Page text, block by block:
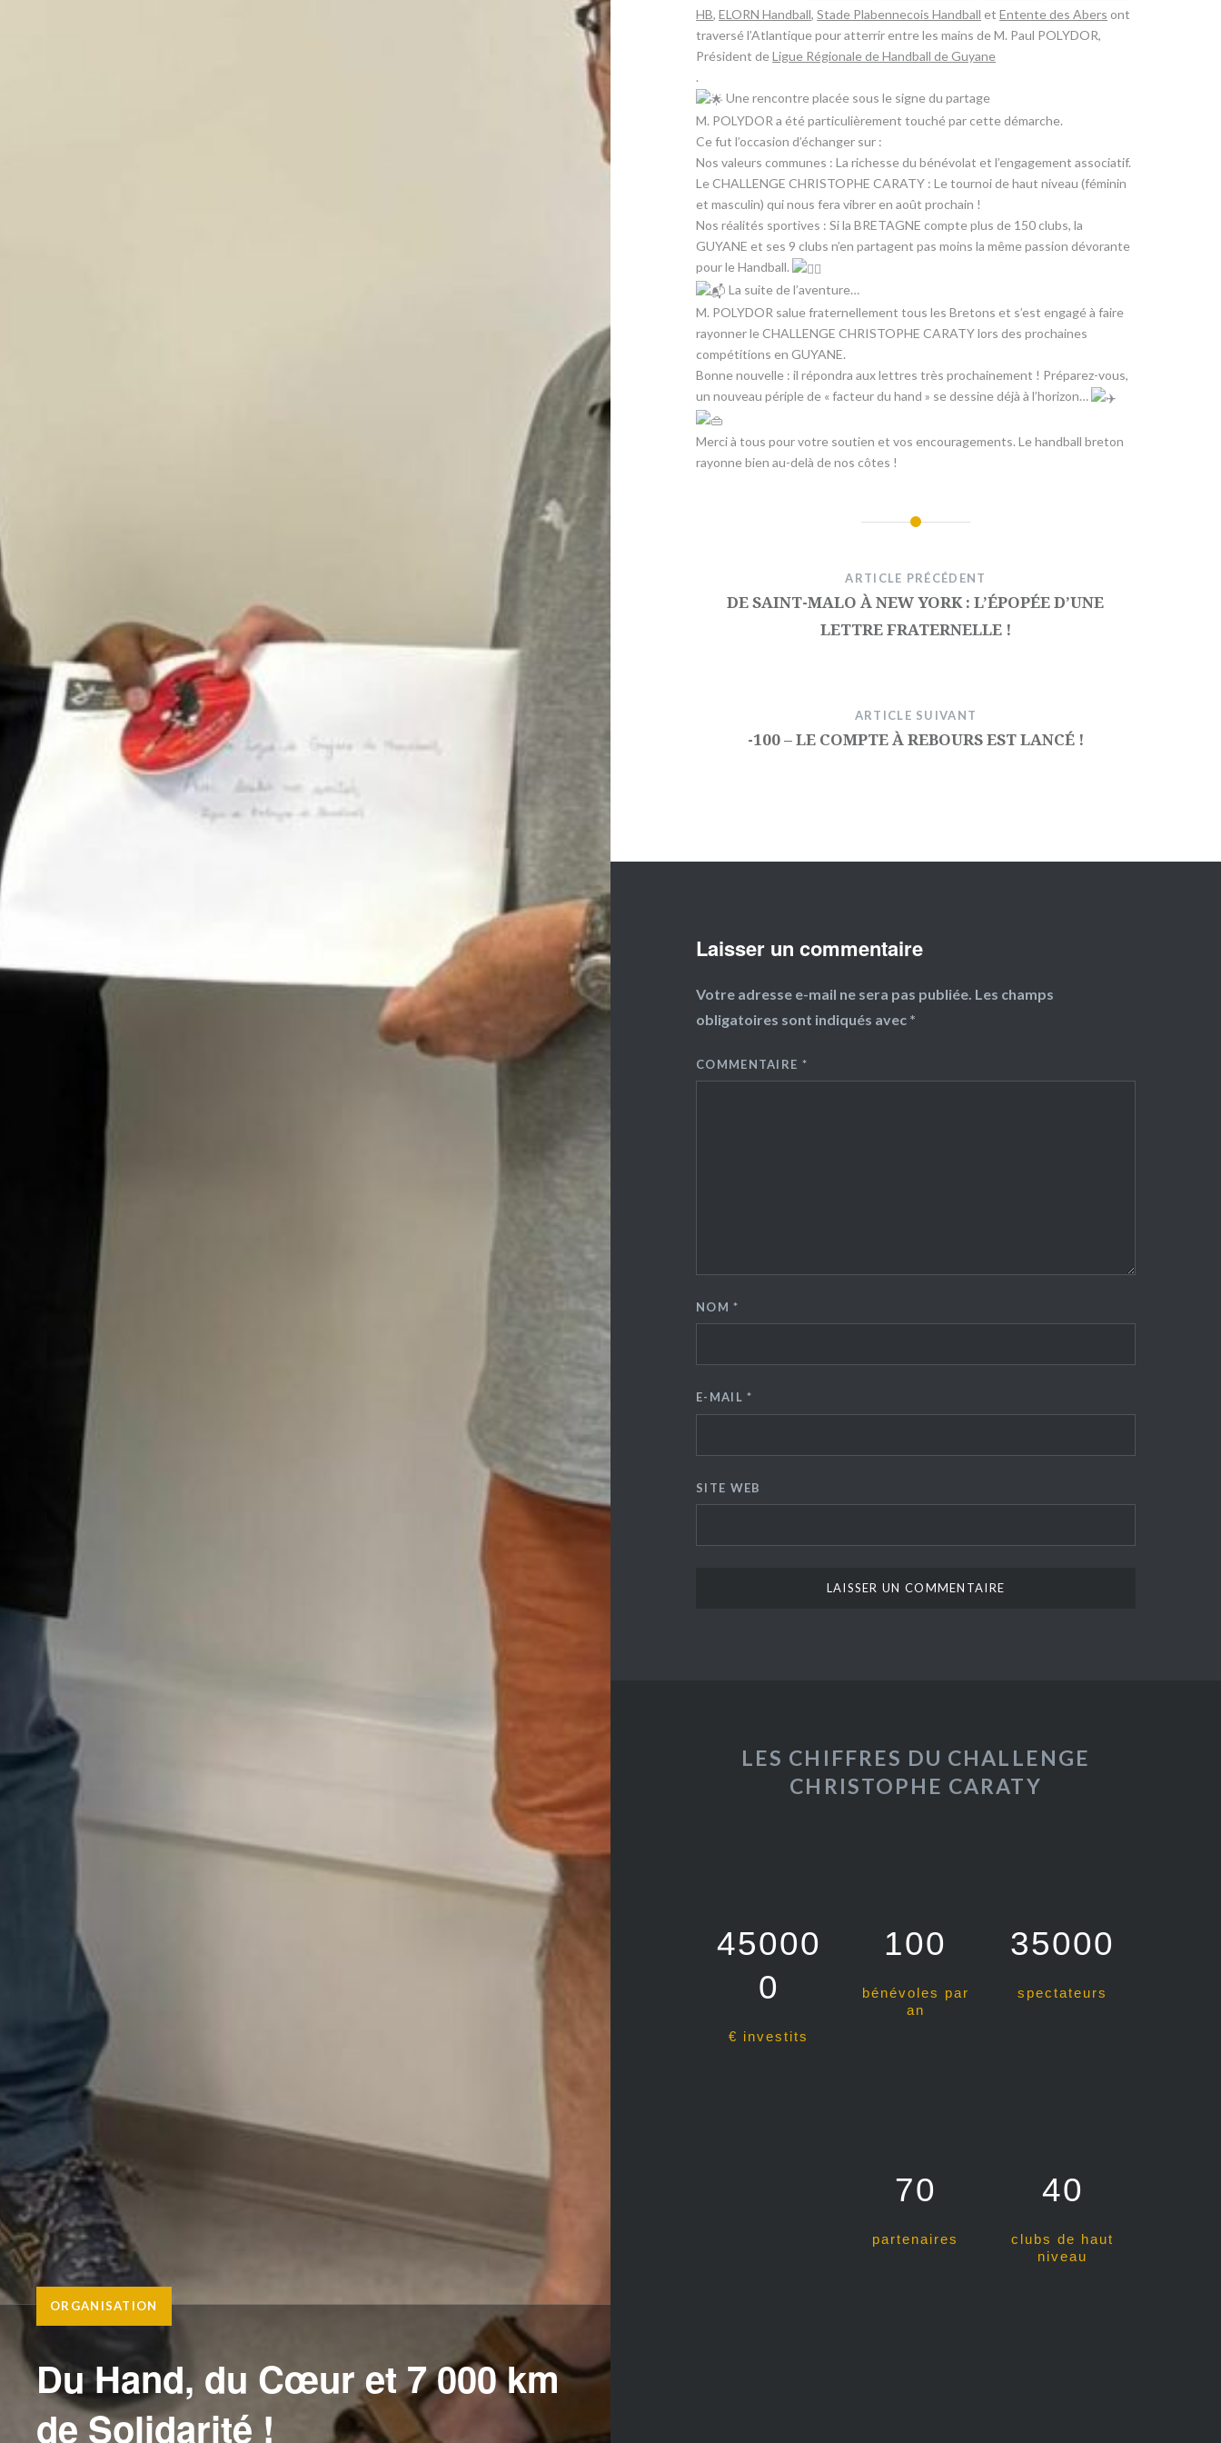
ORGANISATION
Du Hand, du Cœur et 7 000 km
de Solidarité !
HB,ELORN Handball,Stade Plabennecois Handball etEntente des Abers ont
traversé l’Atlantique pour atterrir entre les mains de M. Paul POLYDOR,
Président deLigue Régionale de Handball de Guyane
.
Une rencontre placée sous le signe du partage
​M. POLYDOR a été particulièrement touché par cette démarche.
Ce fut l’occasion d’échanger sur :
​Nos valeurs communes : La richesse du bénévolat et l’engagement associatif.
​Le CHALLENGE CHRISTOPHE CARATY : Le tournoi de haut niveau (féminin
et masculin) qui nous fera vibrer en août prochain !
​Nos réalités sportives : Si la BRETAGNE compte plus de 150 clubs, la
GUYANE et ses 9 clubs n’en partagent pas moins la même passion dévorante
pour le Handball.
La suite de l’aventure…
​M. POLYDOR salue fraternellement tous les Bretons et s’est engagé à faire
rayonner le CHALLENGE CHRISTOPHE CARATY lors des prochaines
compétitions en GUYANE.
​Bonne nouvelle : il répondra aux lettres très prochainement ! Préparez-vous,
un nouveau périple de « facteur du hand » se dessine déjà à l’horizon…
​Merci à tous pour votre soutien et vos encouragements. Le handball breton
rayonne bien au-delà de nos côtes !
ARTICLE PRÉCÉDENT
DE SAINT-MALO À NEW YORK : L’ÉPOPÉE D’UNE
LETTRE FRATERNELLE !
ARTICLE SUIVANT
-100 – LE COMPTE À REBOURS EST LANCÉ !
Laisser un commentaire
Votre adresse e-mail ne sera pas publiée. Les champs
obligatoires sont indiqués avec *
COMMENTAIRE *
NOM*
E-MAIL*
SITE WEB
LES CHIFFRES DU CHALLENGE
CHRISTOPHE CARATY
45000
0
€ investits
100
bénévoles par
an
35000
spectateurs
70
partenaires
40
clubs de haut
niveau